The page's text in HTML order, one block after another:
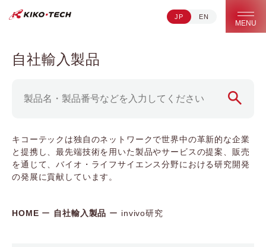
キコーテック株式会社 | ライフサイエンス研究への貢献
JP EN
MENU
自社輸入製品
キコーテックは独自のネットワークで世界中の革新的な企業
と提携し、最先端技術を用いた製品やサービスの提案、販売
を通じて、バイオ・ライフサイエンス分野における研究開発
の発展に貢献しています。
HOME 自社輸入製品 invivo研究